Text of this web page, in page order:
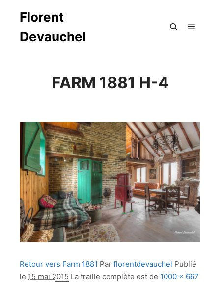
Florent
Devauchel
FARM 1881 H-4
Retour vers Farm 1881 Par florentdevauchel Publié
le 15 mai 2015 La traille complète est de 1000 × 667